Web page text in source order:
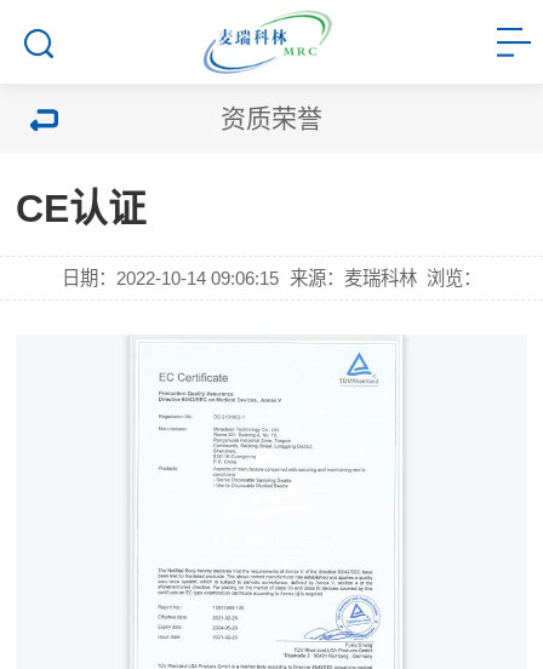
资质荣誉
CE认证
日期：2022-10-14 09:06:15 来源：麦瑞科林 浏览：